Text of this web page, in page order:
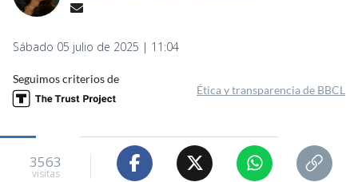
Sábado 05 julio de 2025 | 11:04
Seguimos criterios de
Ética y transparencia de BBCL
3563
visitas